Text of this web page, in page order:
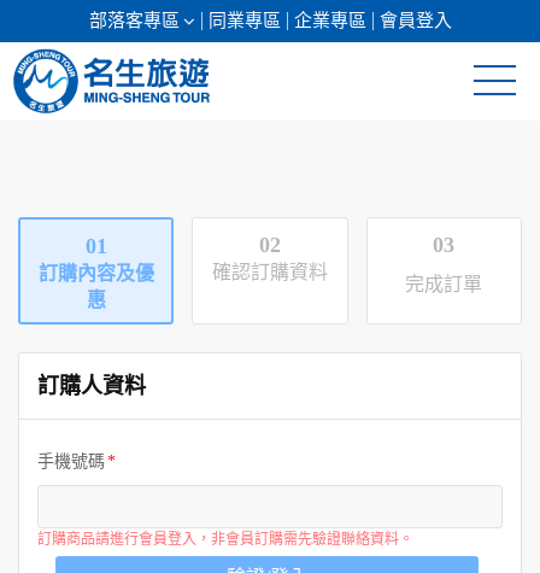
部落客專區 同業專區 企業專區 會員登入
日本專館
郵輪假期
海島假期
韓國
東南亞
01
訂購內容及優
惠
02
確認訂購資料
03
完成訂單
訂購人資料
手機號碼
訂購商品請進行會員登入，非會員訂購需先驗證聯絡資料。